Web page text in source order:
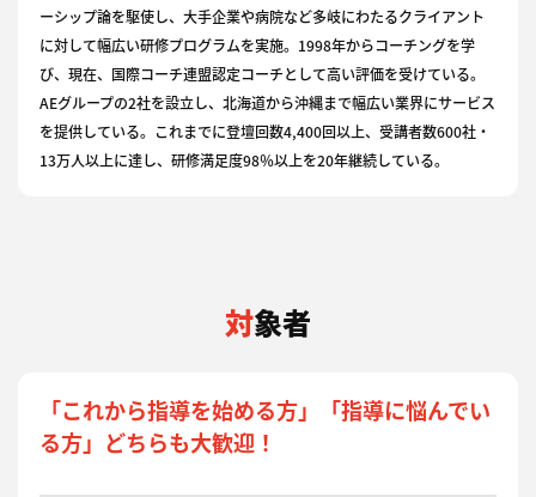
ーシップ論を駆使し、大手企業や病院など多岐にわたるクライアント
に対して幅広い研修プログラムを実施。1998年からコーチングを学
び、現在、国際コーチ連盟認定コーチとして高い評価を受けている。
AEグループの2社を設立し、北海道から沖縄まで幅広い業界にサービス
を提供している。これまでに登壇回数4,400回以上、受講者数600社・
13万人以上に達し、研修満足度98％以上を20年継続している。
対象者
「これから指導を始める方」「指導に悩んでい
る方」どちらも大歓迎！